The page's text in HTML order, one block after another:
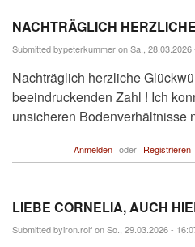
NACHTRÄGLICH
Submitted bypeterkummeron Sa., 28.03.2026
Nachträglich herzliche
beeindruckenden Zahl ! Ich
unsicheren Bodenverhältnisse
Anmelden oder Registrieren
LIEBE CORNELIA, AUCH
Submitted byiron.rolfon So., 29.03.2026 -